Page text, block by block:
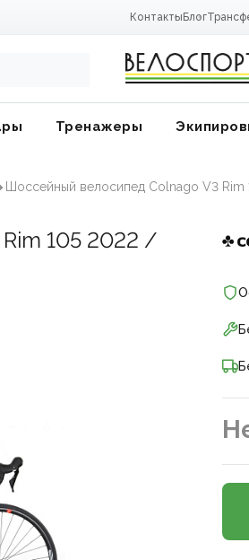
Контакты Блог
Тренажеры
Шоссейный велосипед Colnago V3
105 2022 /